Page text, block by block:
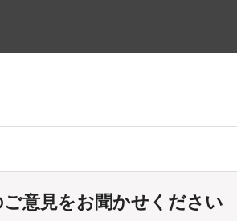
意見をお聞かせください